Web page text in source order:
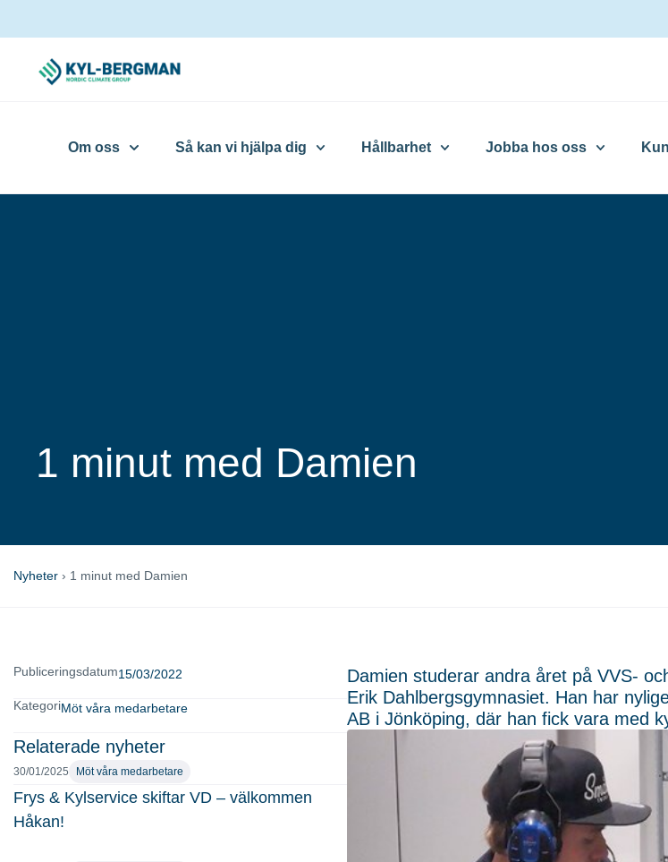
Om oss Så kan vi hjälpa dig Hållbarhet Jobba hos oss
1 minut med Damien
Nyheter › 1 minut med Damien
Publiceringsdatum15/03/2022
KategoriMöt våra medarbetare
Relaterade nyheter
30/01/2025 Möt våra medarbetare
Frys & Kylservice skiftar VD – välkommen
Håkan!
Damien studerar andra året på VVS-
Erik Dahlbergsgymnasiet. Han har
AB i Jönköping, där han fick vara med